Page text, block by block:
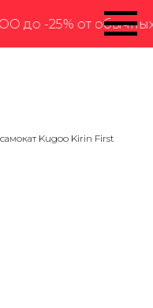
25% от обычных
Kugoo Kirin First